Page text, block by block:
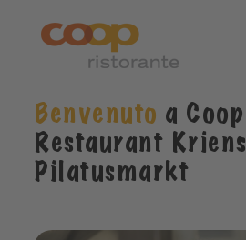
Benvenuto a Coop
Restaurant Kriens
Pilatusmarkt